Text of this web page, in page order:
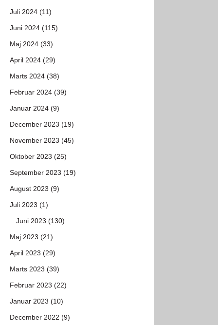
Juli 2024 (11)
Juni 2024 (115)
Maj 2024 (33)
April 2024 (29)
Marts 2024 (38)
Februar 2024 (39)
Januar 2024 (9)
December 2023 (19)
November 2023 (45)
Oktober 2023 (25)
September 2023 (19)
August 2023 (9)
Juli 2023 (1)
Juni 2023 (130)
Maj 2023 (21)
April 2023 (29)
Marts 2023 (39)
Februar 2023 (22)
Januar 2023 (10)
December 2022 (9)